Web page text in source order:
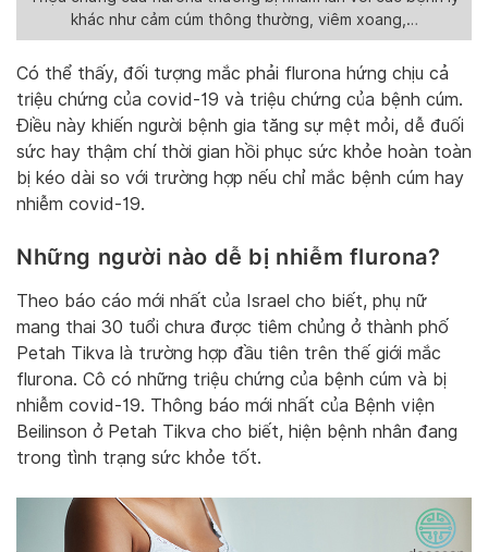
khác như cảm cúm thông thường, viêm xoang,…
Có thể thấy, đối tượng mắc phải flurona hứng chịu cả
triệu chứng của covid-19 và triệu chứng của bệnh cúm.
Điều này khiến người bệnh gia tăng sự mệt mỏi, dễ đuối
sức hay thậm chí thời gian hồi phục sức khỏe hoàn toàn
bị kéo dài so với trường hợp nếu chỉ mắc bệnh cúm hay
nhiễm covid-19.
Những người nào dễ bị nhiễm flurona?
Theo báo cáo mới nhất của Israel cho biết, phụ nữ
mang thai 30 tuổi chưa được tiêm chủng ở thành phố
Petah Tikva là trường hợp đầu tiên trên thế giới mắc
flurona. Cô có những triệu chứng của bệnh cúm và bị
nhiễm covid-19. Thông báo mới nhất của Bệnh viện
Beilinson ở Petah Tikva cho biết, hiện bệnh nhân đang
trong tình trạng sức khỏe tốt.